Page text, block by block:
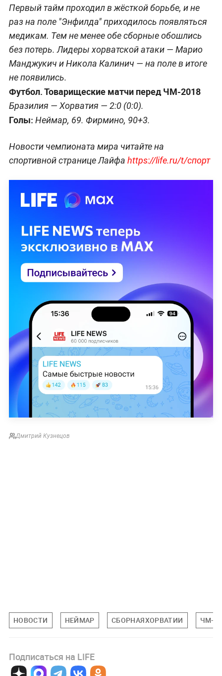
Первый тайм проходил в жёсткой борьбе, и не
раз на поле "Энфилда" приходилось появляться
медикам. Тем не менее обе сборные обошлись
без потерь. Лидеры хорватской атаки — Марио
Манджукич и Никола Калинич — на поле в итоге
не появились.
Футбол. Товарищеские матчи перед ЧМ-2018
Бразилия — Хорватия — 2:0 (0:0).
Голы: Неймар, 69. Фирмино, 90+3.
Новости чемпионата мира читайте на
спортивной странице Лайфа https://life.ru/t/спорт
Дмитрий Кузнецов
НОВОСТИ НЕЙМАР СБОРНАЯХОРВАТИИ ЧМ-
Подписаться на LIFE